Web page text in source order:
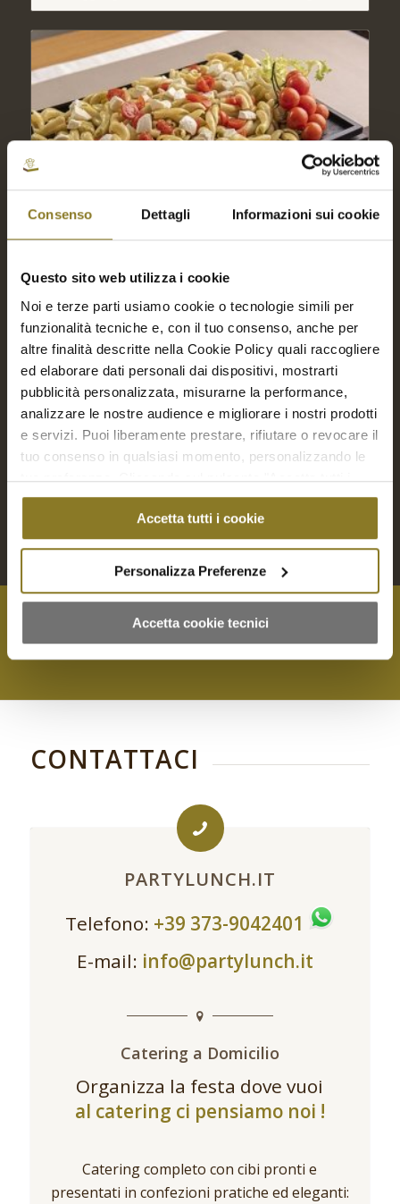
Consenso Dettagli Informazioni sui cookie
Questo sito web utilizza i cookie
Noi e terze parti usiamo cookie o tecnologie simili per
funzionalità tecniche e, con il tuo consenso, anche per
altre finalità descritte nella Cookie Policy quali raccogliere
ed elaborare dati personali dai dispositivi, mostrarti
pubblicità personalizzata, misurarne la performance,
analizzare le nostre audience e migliorare i nostri prodotti
e servizi. Puoi liberamente prestare, rifiutare o revocare il
tuo consenso in qualsiasi momento, personalizzando le
tue preferenze. Cliccando sul pulsante "Accetta tutti i
cookie" acconsenti all'uso di tali tecnologie per tutte le
finalità indicate. Cliccando sul pulsante "Accetta cookie
tecnici" acconsenti all'uso dei soli cookie tecnici.
Accetta tutti i cookie
Personalizza Preferenze
Accetta cookie tecnici
Fidanzati mozzarella e pomodoro | 10 Porz.
€32,00
Contattaci per qualsiasi richiesta
CONTATTACI
PARTYLUNCH.IT
Telefono: +39 373-9042401
E-mail: info@partylunch.it
Catering a Domicilio
Organizza la festa dove vuoi
al catering ci pensiamo noi !
Catering completo con cibi pronti e
presentati in confezioni pratiche ed eleganti: